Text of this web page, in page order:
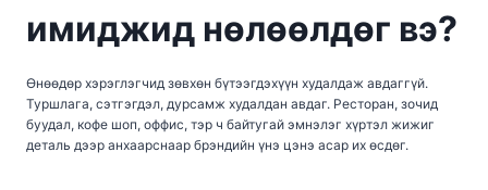
имиджид нөлөөлдөг вэ?
Өнөөдөр хэрэглэгчид зөвхөн бүтээгдэхүүн худалдаж авдаггүй.
Туршлага, сэтгэгдэл, дурсамж худалдан авдаг. Ресторан, зочид
буудал, кофе шоп, оффис, тэр ч байтугай эмнэлэг хүртэл жижиг
деталь дээр анхаарснаар брэндийн үнэ цэнэ асар их өсдөг.